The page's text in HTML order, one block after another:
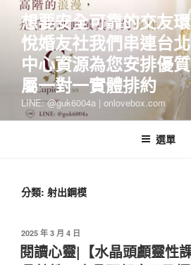
想要安全可靠的交友
悅婚友社我們串連台
中心資源為您安排優
屬一對一實體排約
LINE: @guk6004a | onlovebox.com
選單
分類: 射出鋼模
發
佈
於
2025 年 3 月 4 日
閱讀心靈|【水晶頭顱靈性